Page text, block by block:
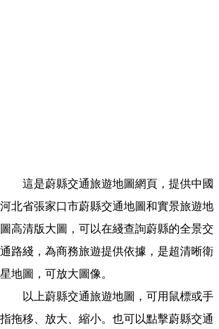
這是蔚縣交通旅遊地圖網頁，提供中國
河北省張家口市蔚縣交通地圖和實景旅遊地
圖高清版大圖，可以在綫查詢蔚縣的全景交
通路綫，為商務旅遊提供依據，是超清晰衛
星地圖，可放大圖像。
以上蔚縣交通旅遊地圖，可用鼠標或手
指拖移、放大、縮小。也可以點擊蔚縣交通